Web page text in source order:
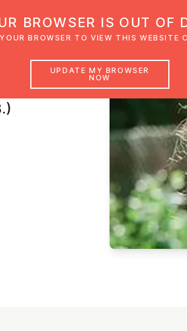
Glaubensimpulse News
BROWSER IS OUT OF
BROWSER TO VIEW THIS WEBSITE
UPDATE MY BROWSER
NOW